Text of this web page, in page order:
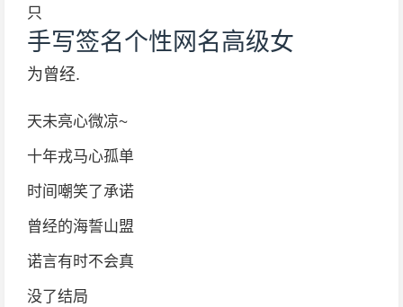
只
手写签名个性网名高级女
为曾经.
天未亮心微凉~
十年戎马心孤单
时间嘲笑了承诺
曾经的海誓山盟
诺言有时不会真
没了结局